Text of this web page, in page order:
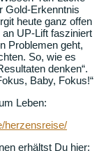
Gold-Erkenntnis
heute ganz offen
UP-Lift fasziniert
Problemen geht,
So, wie es
denken“.
Baby, Fokus!“
Leben:
herzensreise/
erhältst Du hier: